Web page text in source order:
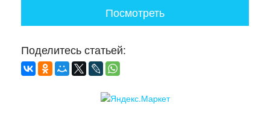
Посмотреть
Поделитесь статьей: